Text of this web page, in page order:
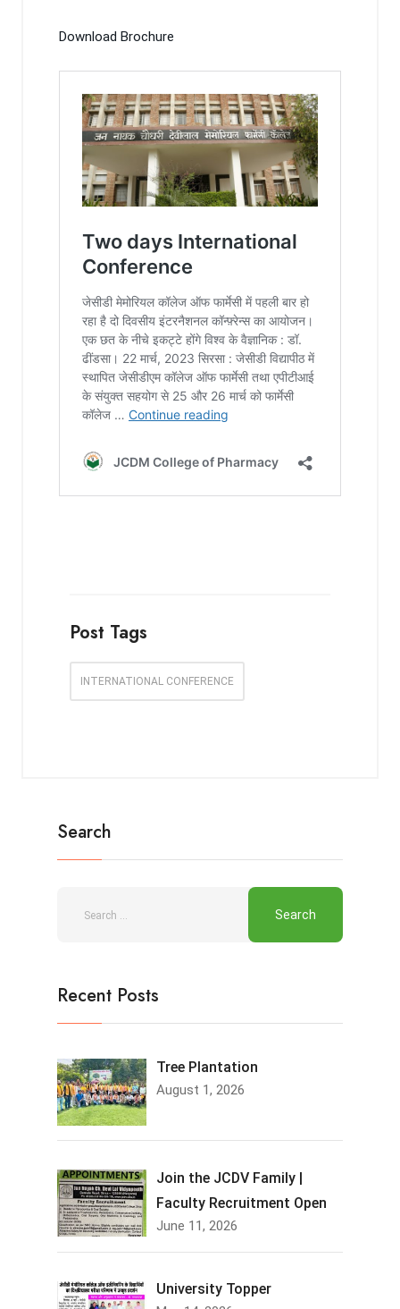
Download Brochure
Post Tags
INTERNATIONAL CONFERENCE
Search
Recent Posts
Tree Plantation
August 1, 2026
Join the JCDV Family |
Faculty Recruitment Open
June 11, 2026
University Topper